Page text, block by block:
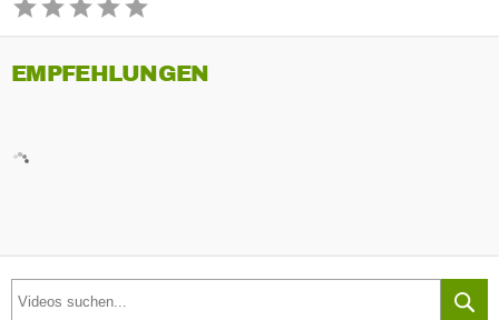
EMPFEHLUNGEN